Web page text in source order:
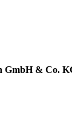
GmbH & Co.